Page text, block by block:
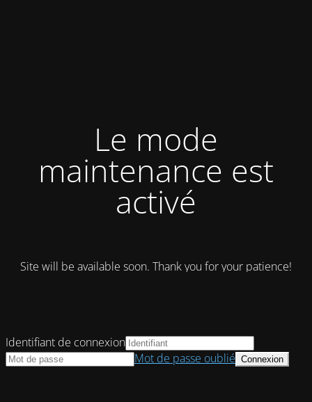
Le mode
maintenance est
activé
Site will be available soon. Thank you for your patience!
Identifiant de connexion
Mot de passe oublié